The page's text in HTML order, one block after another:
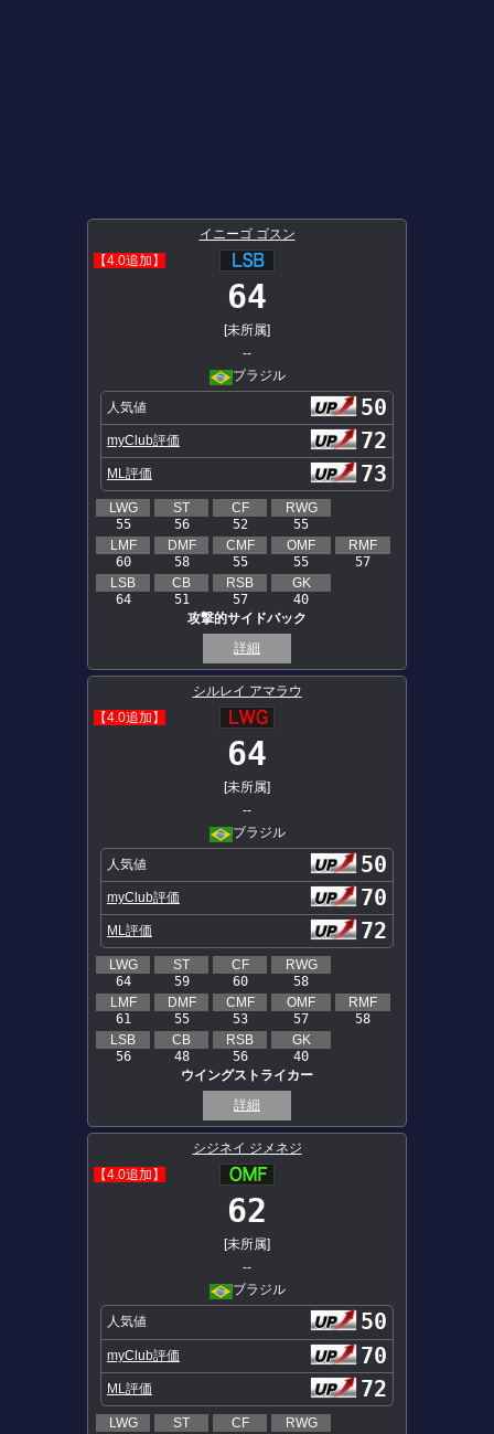
イニーゴ ゴスン
【4.0追加】
64
[未所属]
--
ブラジル
人気値 50
myClub評価 72
ML評価 73
LWG
55
ST
56
CF
52
RWG
55
LMF
60
DMF
58
CMF
55
OMF
55
RMF
57
LSB
64
CB
51
RSB
57
GK
40
攻撃的サイドバック
詳細
シルレイ アマラウ
【4.0追加】
64
[未所属]
--
ブラジル
人気値 50
myClub評価 70
ML評価 72
LWG
64
ST
59
CF
60
RWG
58
LMF
61
DMF
55
CMF
53
OMF
57
RMF
58
LSB
56
CB
48
RSB
56
GK
40
ウイングストライカー
詳細
シジネイ ジメネジ
【4.0追加】
62
[未所属]
--
ブラジル
人気値 50
myClub評価 70
ML評価 72
LWG
ST
CF
RWG